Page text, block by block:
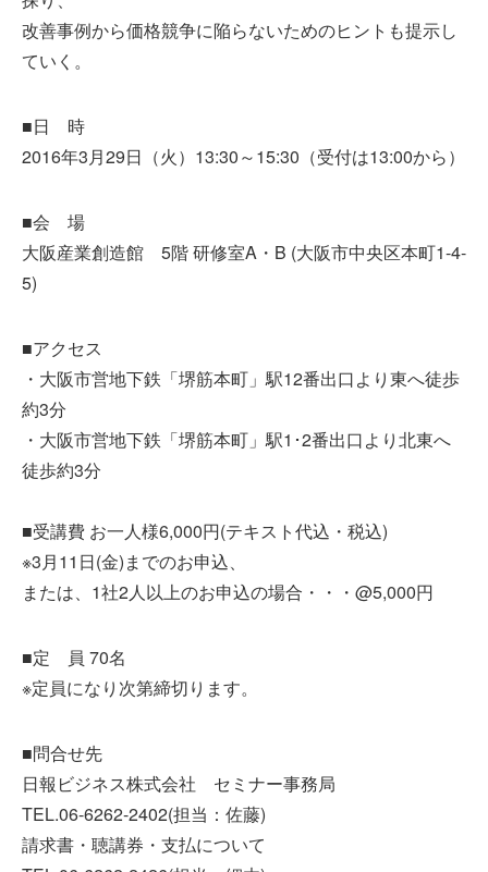
改善事例から価格競争に陥らないためのヒントも提示し
ていく。
■日 時
2016年3月29日（火）13:30～15:30（受付は13:00から）
■会 場
大阪産業創造館 5階 研修室A・B (大阪市中央区本町1-4-
5)
■アクセス
・大阪市営地下鉄「堺筋本町」駅12番出口より東へ徒歩
約3分
・大阪市営地下鉄「堺筋本町」駅1･2番出口より北東へ
徒歩約3分
■受講費 お一人様6,000円(テキスト代込・税込)
※3月11日(金)までのお申込、
または、1社2人以上のお申込の場合・・・@5,000円
■定 員 70名
※定員になり次第締切ります。
■問合せ先
日報ビジネス株式会社 セミナー事務局
TEL.06-6262-2402(担当：佐藤)
請求書・聴講券・支払について